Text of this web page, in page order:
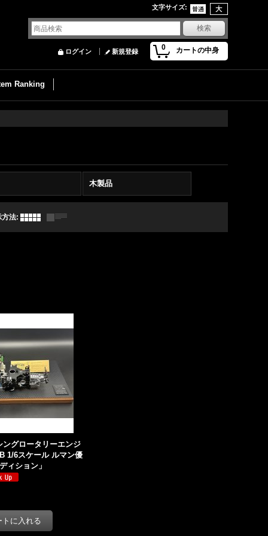
文字サイズ:
0 カートの中身
ログイン 新規登録
Ranking
木製品
方法:
ングロータリーエンジ
1/6スケール ルマン優
ィション」